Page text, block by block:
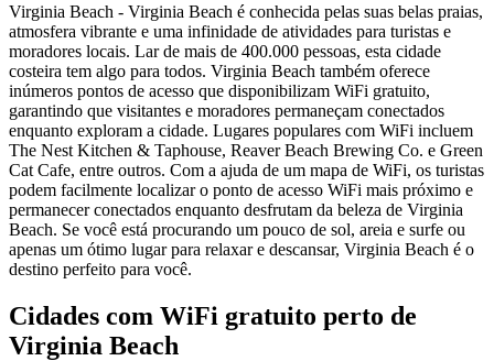
Virginia Beach - Virginia Beach é conhecida pelas suas belas praias,
atmosfera vibrante e uma infinidade de atividades para turistas e
moradores locais. Lar de mais de 400.000 pessoas, esta cidade
costeira tem algo para todos. Virginia Beach também oferece
inúmeros pontos de acesso que disponibilizam WiFi gratuito,
garantindo que visitantes e moradores permaneçam conectados
enquanto exploram a cidade. Lugares populares com WiFi incluem
The Nest Kitchen & Taphouse, Reaver Beach Brewing Co. e Green
Cat Cafe, entre outros. Com a ajuda de um mapa de WiFi, os turistas
podem facilmente localizar o ponto de acesso WiFi mais próximo e
permanecer conectados enquanto desfrutam da beleza de Virginia
Beach. Se você está procurando um pouco de sol, areia e surfe ou
apenas um ótimo lugar para relaxar e descansar, Virginia Beach é o
destino perfeito para você.
Cidades com WiFi gratuito perto de
Virginia Beach